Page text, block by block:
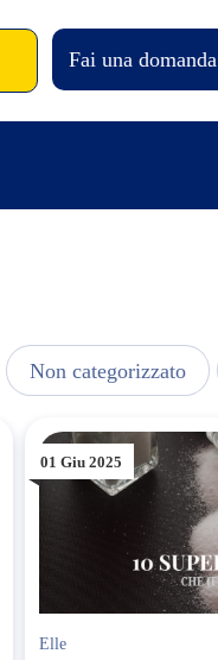
Fai una domanda
Non categorizzato
01 Giu 2025
Elle